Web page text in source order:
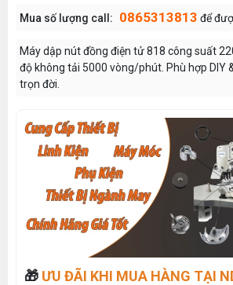
Mua số lượng call: 0865313813 để
Máy dập nút đồng điện tử 818 công suất
độ không tải 5000 vòng/phút. Phù hợp DIY
trọn đời.
🎁 ƯU ĐÃI KHI MUA HÀNG TẠI